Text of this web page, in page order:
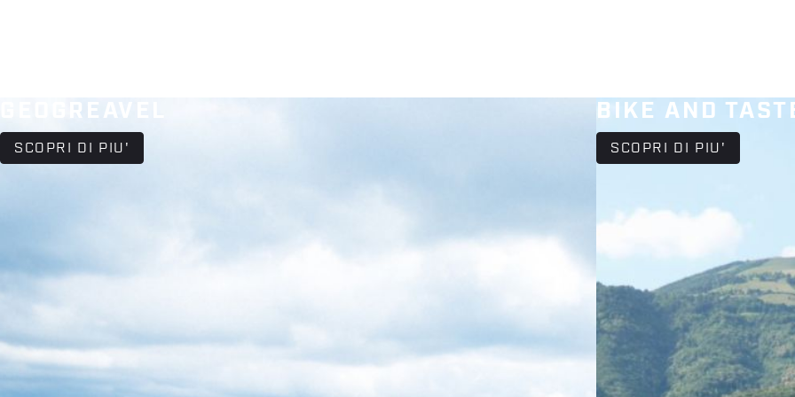
GEOGREAVEL
SCOPRI DI PIU'
BIKE AND
SCOPRI DI PIU'